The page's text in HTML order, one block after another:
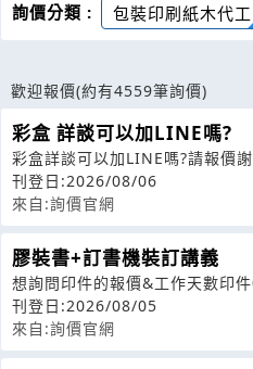
詢價分類 : 包裝印刷紙木代工
歡迎報價(約有4559筆詢價)
彩盒 詳談可以加LINE嗎?
彩盒詳談可以加LINE嗎?請報價
刊登日:2026/08/06
來自:詢價官網
膠裝書+訂書機裝訂講義
想詢問印件的報價&工作天數印
訂_講義［126份］6頁_單面
刊登日:2026/08/05
來自:詢價官網